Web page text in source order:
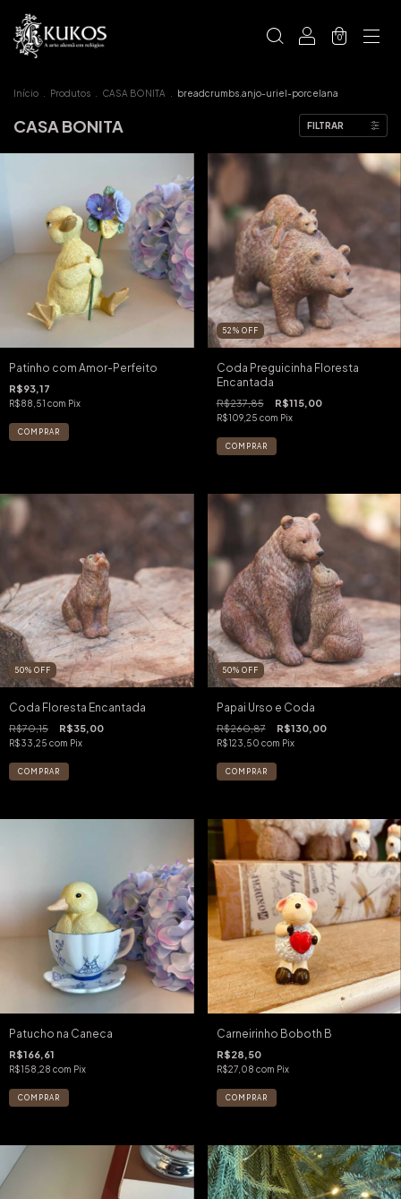
0
Início Produtos CASA BONITA breadcrumbs.anjo-uriel-porcelana
CASA BONITA FILTRAR
Patinho com Amor-Perfeito
R$93,17
R$88,51 com Pix
52 % OFF
Coda Preguicinha Floresta
Encantada
R$237,85 R$115,00
R$109,25 com Pix
50% OFF
Coda Floresta Encantada
R$70,15 R$35,00
R$33,25 com Pix
50% OFF
Papai Urso e Coda
R$260,87 R$130,00
R$123,50 com Pix
Patucho na Caneca
R$166,61
R$158,28 com Pix
Carneirinho Boboth B
R$28,50
R$27,08 com Pix